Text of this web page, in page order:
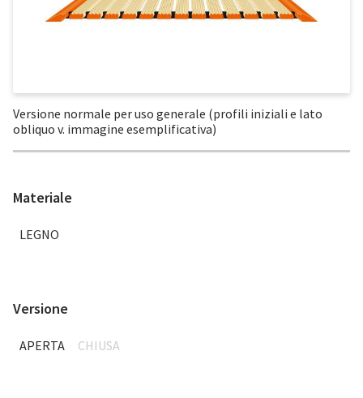
Versione normale per uso generale (profili iniziali e lato
obliquo v. immagine esemplificativa)
Materiale
LEGNO
Versione
APERTA CHIUSA